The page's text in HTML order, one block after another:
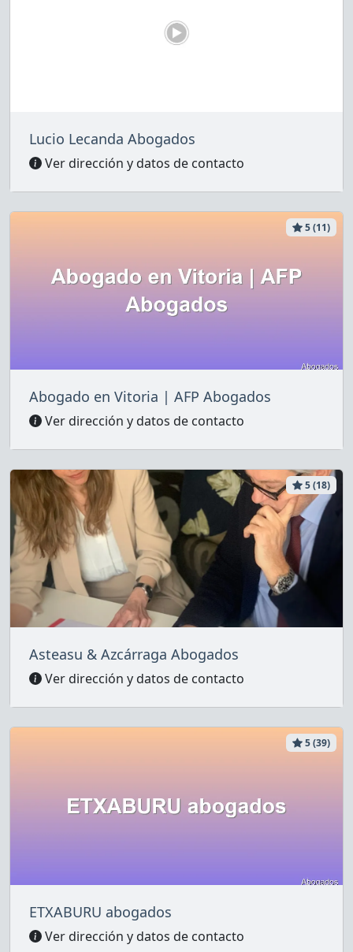
Lucio Lecanda Abogados
Ver dirección y datos de contacto
5 (11)
Abogado en Vitoria | AFP Abogados
Ver dirección y datos de contacto
5 (18)
Asteasu & Azcárraga Abogados
Ver dirección y datos de contacto
5 (39)
ETXABURU abogados
Ver dirección y datos de contacto